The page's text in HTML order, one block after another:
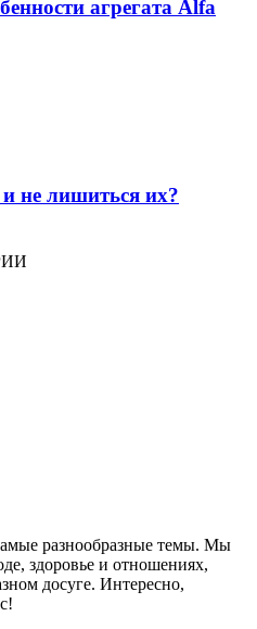
агрегата Alfa
не лишиться их?
разнообразные темы. Мы
здоровье и отношениях,
досуге. Интересно,